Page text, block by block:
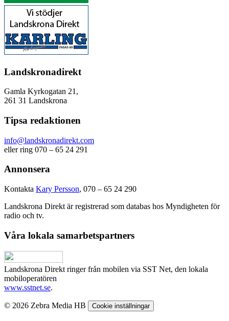
Landskronadirekt
Gamla Kyrkogatan 21,
261 31 Landskrona
Tipsa redaktionen
info@landskronadirekt.com
eller ring 070 – 65 24 291
Annonsera
Kontakta Kary Persson, 070 – 65 24 290
Landskrona Direkt är registrerad som databas hos Myndigheten för
radio och tv.
Våra lokala samarbetspartners
Landskrona Direkt ringer från mobilen via SST Net, den lokala
mobiloperatören
www.sstnet.se.
© 2026 Zebra Media HB Cookie inställningar